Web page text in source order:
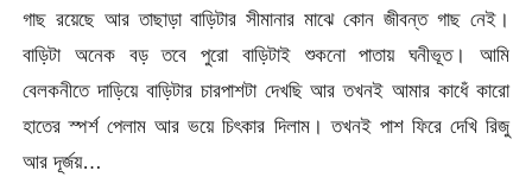
গাছ রয়েছে আর তাছাড়া বাড়িটার সীমানার মাঝে কোন জীবন্ত গাছ নেই।
বাড়িটা অনেক বড় তবে পুরো বাড়িটাই শুকনো পাতায় ঘনীভূত। আমি
বেলকনীতে দাড়িয়ে বাড়িটার চারপাশটা দেখছি আর তখনই আমার কাধেঁ কারো
হাতের স্পর্শ পেলাম আর ভয়ে চিৎকার দিলাম। তখনই পাশ ফিরে দেখি রিজু
আর দূর্জয়…